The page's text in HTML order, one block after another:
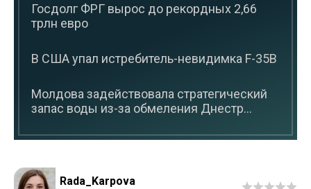
Госдолг ФРГ вырос до рекордных 2,66
трлн евро
В США упал истребитель-невидимка F-35B
Молдова задействовала стратегический
запас воды из-за обмеления Днестр...
Rada_Karpova